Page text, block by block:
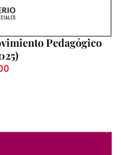
Pedagógico